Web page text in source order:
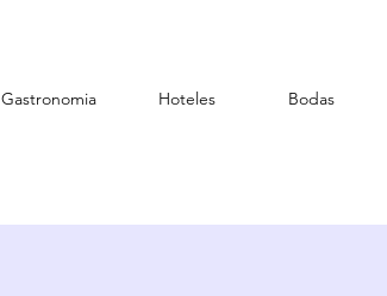
Gastronomia Hoteles Bodas